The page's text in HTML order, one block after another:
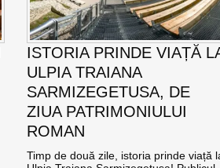
ISTORIA PRINDE VIAȚĂ
ULPIA TRAIANA
SARMIZEGETUSA, DE
ZIUA PATRIMONIULUI
ROMAN
Timp de două zile, istoria prinde viață